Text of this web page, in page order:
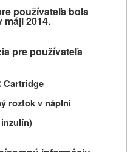
používateľa bola
2014.
pre používateľa
Cartridge
roztok v náplni